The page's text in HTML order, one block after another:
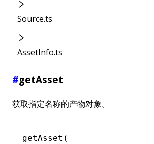
Source.ts
AssetInfo.ts
#getAsset
获取指定名称的产物对象。
getAsset (